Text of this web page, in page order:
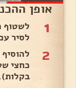
אופן
1
לשטוף
לסיר
2
כחצי
בקלות).